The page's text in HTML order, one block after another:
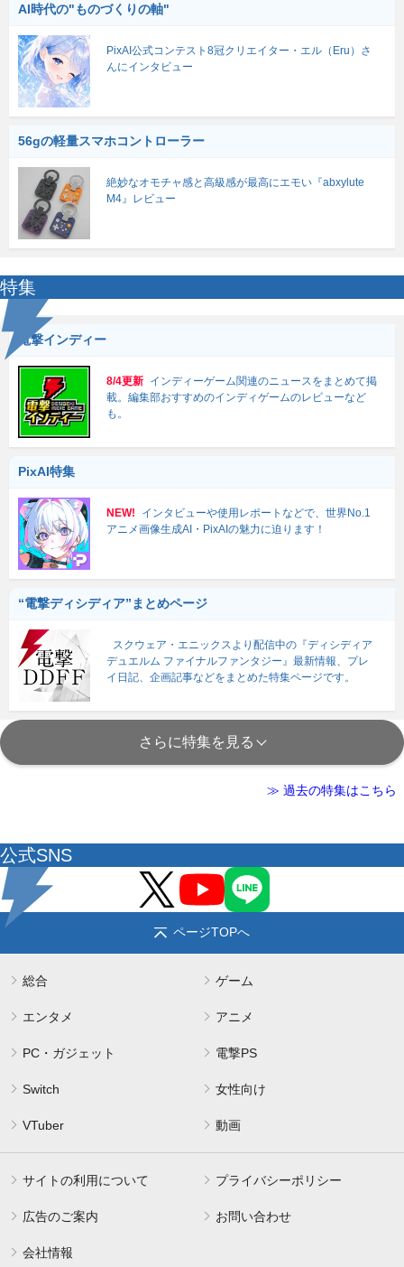
AI時代の"ものづくりの軸"
PixAI公式コンテスト8冠クリエイター・エル（Eru）さ
んにインタビュー
56gの軽量スマホコントローラー
絶妙なオモチャ感と高級感が最高にエモい『abxylute
M4』レビュー
特集
電撃インディー
8/4更新 インディーゲーム関連のニュースをまとめて掲
載。編集部おすすめのインディゲームのレビューなど
も。
PixAI特集
NEW!
インタビューや使用レポートなどで、世界No.1
アニメ画像生成AI・PixAIの魅力に迫ります！
“電撃ディシディア”まとめページ
スクウェア・エニックスより配信中の『ディシディア
デュエルム ファイナルファンタジー』最新情報、プレ
イ日記、企画記事などをまとめた特集ページです。
さらに特集を見る
≫ 過去の特集はこちら
公式SNS
ページTOPへ
総合 ゲーム
エンタメ アニメ
PC・ガジェット 電撃PS
Switch 女性向け
VTuber 動画
サイトの利用について プライバシーポリシー
広告のご案内 お問い合わせ
会社情報